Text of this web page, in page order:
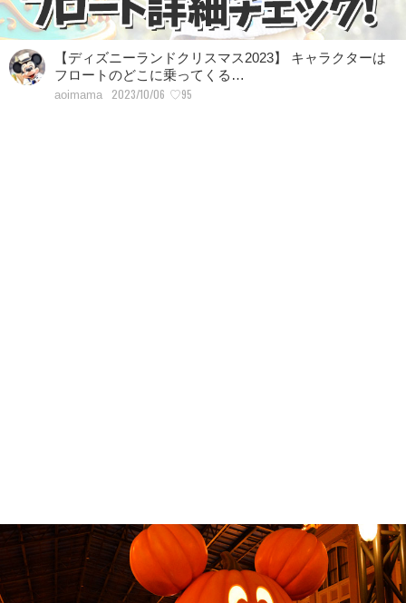
【ディズニーランドクリスマス2023】 キャラクターは
フロートのどこに乗ってくる…
aoimama 2023/10/06 ♡95